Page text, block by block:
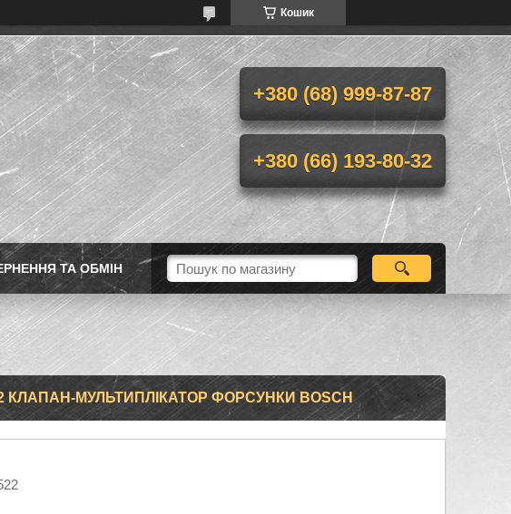
Кошик
+380 (68) 999-87-87
+380 (66) 193-80-32
ТА ОБМІН
КЛАПАН-МУЛЬТИПЛІКАТОР ФОРСУНКИ BOSCH